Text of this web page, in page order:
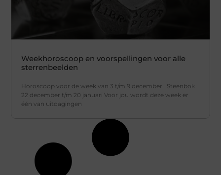
Weekhoroscoop en voorspellingen voor alle
sterrenbeelden
Horoscoop voor de week van 3 t/m 9 december Steenbok
22 december t/m 20 januari Voor jou wordt deze week er
één van uitdagingen